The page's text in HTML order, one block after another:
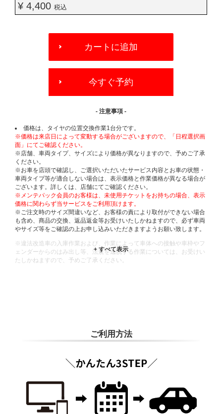
¥ 4,400 税込
OPTIONS
カートに追加
今すぐ予約
- 注意事項 -
価格は、タイヤの位置交換作業1台分です。
※価格は来店日によって変動する場合がございますので、「日程選択画
面」にてご確認ください。
※店舗、車両タイプ、サイズにより価格が異なりますので、予めご了承
ください。
※お車を店頭で確認し、ご選択いただいたサービス内容とお車の状態・
車両タイプ等が適合しない場合は、表示価格と作業価格が異なる場合が
ございます。詳しくは、店舗にてご確認ください。
※メンテパック会員のお客様は、未使用チケットをお持ちの場合、表示
価格に関わらず当サービスをご利用頂けます。
※ご注文時のサイズ間違いなど、お客様の責により取付ができない場合
も含め、商品の交換、返品返金等お受けいたしかねますので、必ず車両
やサイズ等をご確認の上お申し込みいただきますようお願い致します。
※違法改造車の入庫作業および、作業によって車体への接触や車枠やフ
ェンダーからのはみ出し等、法規を逸脱する作業については、お受けい
たしかねますので、予めご了承ください。
ご利用方法